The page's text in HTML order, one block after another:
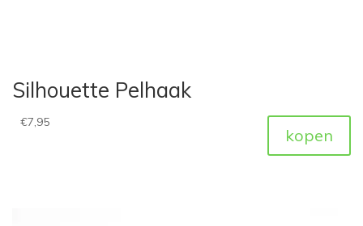
Silhouette Pelhaak
€7,95
kopen